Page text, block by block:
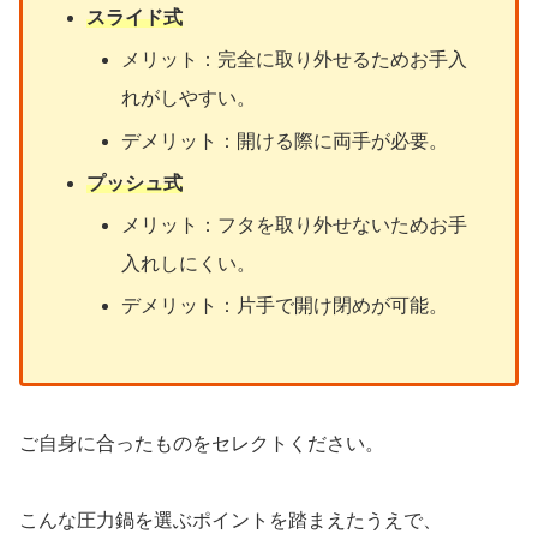
スライド式
メリット：完全に取り外せるためお手入
れがしやすい。
デメリット：開ける際に両手が必要。
プッシュ式
メリット：フタを取り外せないためお手
入れしにくい。
デメリット：片手で開け閉めが可能。
ご自身に合ったものをセレクトください。
こんな圧力鍋を選ぶポイントを踏まえたうえで、